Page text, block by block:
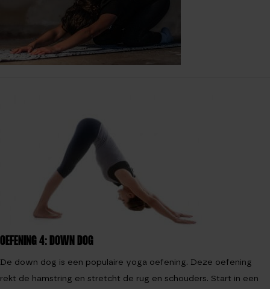
OEFENING 4: DOWN DOG
De down dog is een populaire yoga oefening. Deze oefening
rekt de hamstring en stretcht de rug en schouders. Start in een